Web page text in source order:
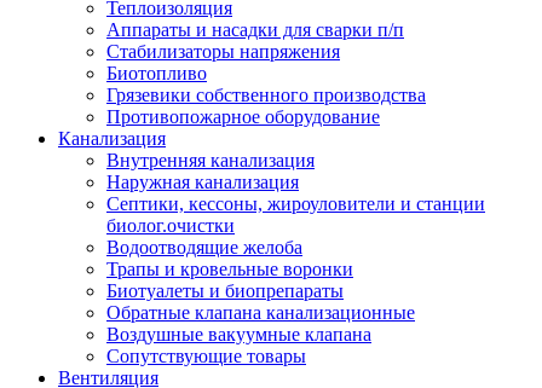
Теплоизоляция
Аппараты и насадки для сварки п/п
Стабилизаторы напряжения
Биотопливо
Грязевики собственного производства
Противопожарное оборудование
Канализация
Внутренняя канализация
Наружная канализация
Септики, кессоны, жироуловители и станции
биолог.очистки
Водоотводящие желоба
Трапы и кровельные воронки
Биотуалеты и биопрепараты
Обратные клапана канализационные
Воздушные вакуумные клапана
Сопутствующие товары
Вентиляция